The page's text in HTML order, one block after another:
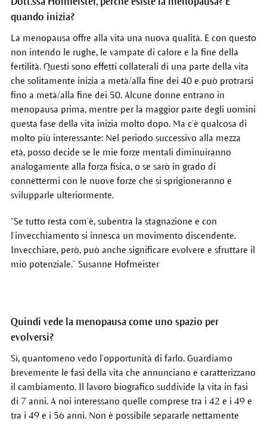
quando inizia?
La menopausa offre alla vita una nuova qualità. E con questo
non intendo le rughe, le vampate di calore e la fine della
fertilità. Questi sono effetti collaterali di una parte della vita
che solitamente inizia a metà/alla fine dei 40 e può protrarsi
fino a metà/alla fine dei 50. Alcune donne entrano in
menopausa prima, mentre per la maggior parte degli uomini
questa fase della vita inizia molto dopo. Ma c’è qualcosa di
molto più interessante: Nel periodo successivo alla mezza
età, posso decide se le mie forze mentali diminuiranno
analogamente alla forza fisica, o se sarò in grado di
connettermi con le nuove forze che si sprigioneranno e
svilupparle ulteriormente.
“Se tutto resta com’è, subentra la stagnazione e con
l’invecchiamento si innesca un movimento discendente.
Invecchiare, però, può anche significare evolvere e sfruttare il
mio potenziale.” Susanne Hofmeister
Quindi vede la menopausa come uno spazio per
evolversi?
Sì, quantomeno vedo l’opportunità di farlo. Guardiamo
brevemente le fasi della vita che annunciano e caratterizzano
il cambiamento. Il lavoro biografico suddivide la vita in fasi
di 7 anni. A noi interessano quelle comprese tra i 42 e i 49 e
tra i 49 e i 56 anni. Non è possibile separarle nettamente